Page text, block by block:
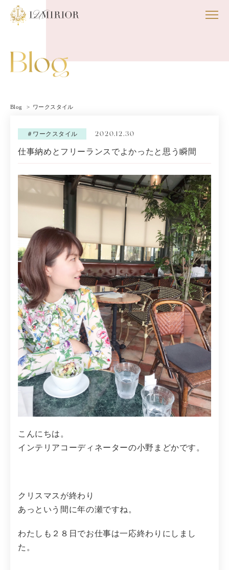
Blog ワークスタイル
＃ワークスタイル 2020.12.30
仕事納めとフリーランスでよかったと思う瞬間
こんにちは。
インテリアコーディネーターの小野まどかです。
クリスマスが終わり
あっという間に年の瀬ですね。
わたしも２８日でお仕事は一応終わりにしまし
た。